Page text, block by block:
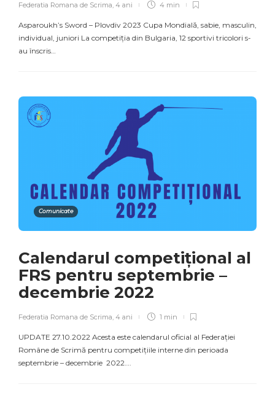
Federatia Romana de Scrima, 4 ani 4 min
Asparoukh’s Sword – Plovdiv 2023 Cupa Mondială, sabie, masculin,
individual, juniori La competiția din Bulgaria, 12 sportivi tricolori s-
au înscris…
Comunicate
Calendarul competițional al
FRS pentru septembrie –
decembrie 2022
Federatia Romana de Scrima, 4 ani 1 min
UPDATE 27.10.2022 Acesta este calendarul oficial al Federației
Române de Scrimă pentru competițiile interne din perioada
septembrie – decembrie 2022….